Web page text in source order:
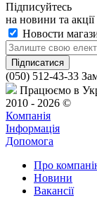
Підписуйтесь
на новини та акції
Новости
(050) 512-43-33
Працюємо в
2010 - 2026 ©
Компанія
Інформація
Допомога
Про
Новини
Вакансії